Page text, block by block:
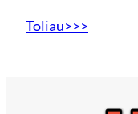
Toliau>>>